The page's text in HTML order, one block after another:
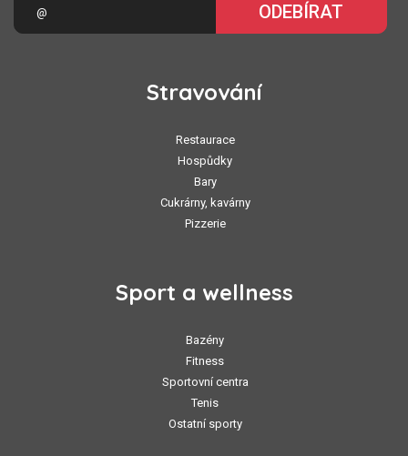
ODEBÍRAT
Stravování
Restaurace
Hospůdky
Bary
Cukrárny, kavárny
Pizzerie
Sport a wellness
Bazény
Fitness
Sportovní centra
Tenis
Ostatní sporty